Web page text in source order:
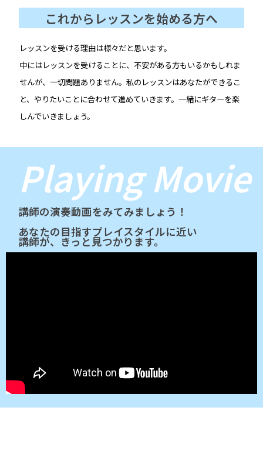
これからレッスンを始める方へ
レッスンを受ける理由は様々だと思います。
中にはレッスンを受けることに、不安がある方もいるかもしれま
せんが、一切問題ありません。私のレッスンはあなたができるこ
と、やりたいことに合わせて進めていきます。一緒にギターを楽
しんでいきましょう。
Playing Movie
講師の演奏動画をみてみましょう！
あなたの目指すプレイスタイルに近い
講師が、きっと見つかります。